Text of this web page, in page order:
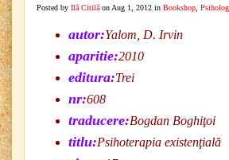
Posted by Ilă Citilă on Aug 1, 2012 in Bookshop
autor:Yalom, D. Irvin
aparitie:2010
editura:Trei
nr:608
traducere:Bogdan Boghiţoi
titlu:Psihoterapia existenţială